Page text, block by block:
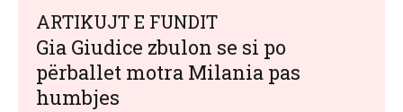
ARTIKUJT E FUNDIT
Gia Giudice zbulon se si po
përballet motra Milania pas
humbjes